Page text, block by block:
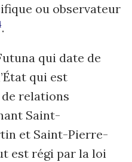
ou observateur
.
qui date de
qui est
relations
Saint-
et Saint-Pierre-
est régi par la loi